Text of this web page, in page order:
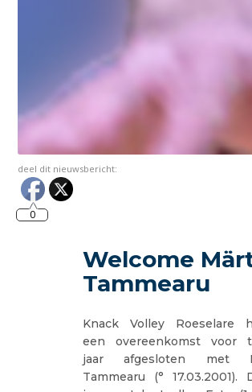
deel dit nieuwsbericht:
0
Welcome
Tammearu
Knack Volley Roeselare
een overeenkomst voor
jaar afgesloten met
Tammearu (° 17.03.2001).